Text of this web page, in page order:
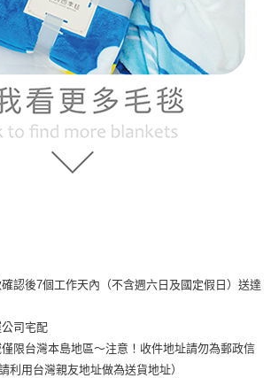
認後7個工作天內（不含週六日及國定假日）送達
司宅配
限台灣本島地區～注意！收件地址請勿為郵政信
利用台灣親友地址做為送貨地址）